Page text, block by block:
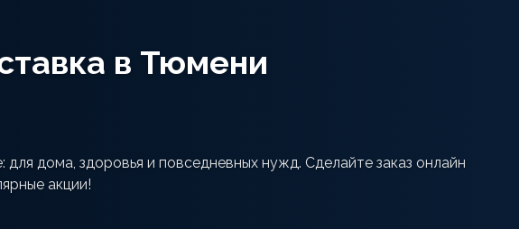
в Тюмени
дома, здоровья и повседневных нужд. Сделайте заказ онлайн
акции!